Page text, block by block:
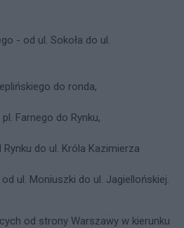
- od ul. Sokoła do ul.
do ronda,
Farnego do Rynku,
Rynku do ul. Króla Kazimierza
ul. Moniuszki do ul. Jagiellońskiej.
od strony Warszawy w kierunku